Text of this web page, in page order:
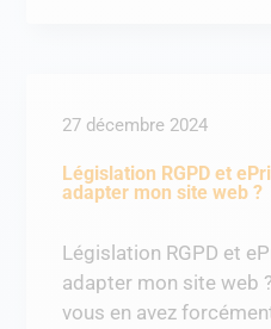
Législation RGPD et
adapter mon site web ?
27 décembre 2024
Législation RGPD et
adapter mon site web
vous en avez